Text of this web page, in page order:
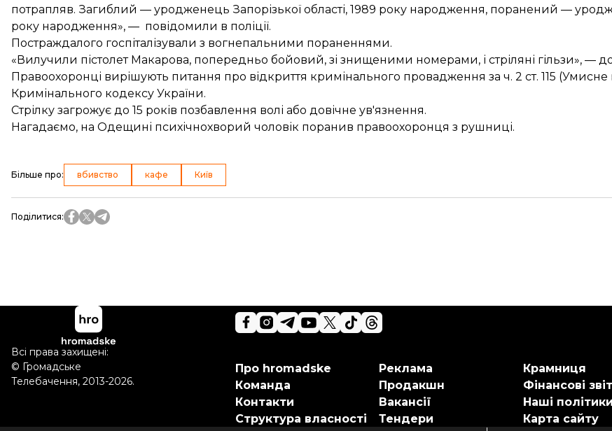
потрапляв. Загиблий — уродженець Запорізької області, 1989 року народження, поранений —
року народження», — повідомили в поліції.
Постраждалого госпіталізували з вогнепальними пораненнями.
«Вилучили пістолет Макарова, попередньо бойовий, зі знищеними номерами, і стріляні гільзи», —
Правоохоронці вирішують питання про відкриття кримінального провадження за ч. 2 ст. 115 (Умисне
Кримінального кодексу України.
Стрілку загрожує до 15 років позбавлення волі або довічне ув'язнення.
Нагадаємо, на Одещині психічнохворий чоловік поранив правоохоронця з рушниці.
Більше про: вбивство кафе Київ
Поділитися:
Про hromadske
Команда
Контакти
Структура власності
Реклама
Продакшн
Вакансії
Тендери
Крамниця
Фінансові
Наші політики
Карта сайту
Всі права захищені:
© Громадське
Телебачення, 2013-2026.